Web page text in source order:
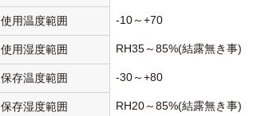
使用温度範囲 -10～+70
使用湿度範囲 RH35～85%(結露無き事)
保存温度範囲 -30～+80
保存湿度範囲 RH20～85%(結露無き事)